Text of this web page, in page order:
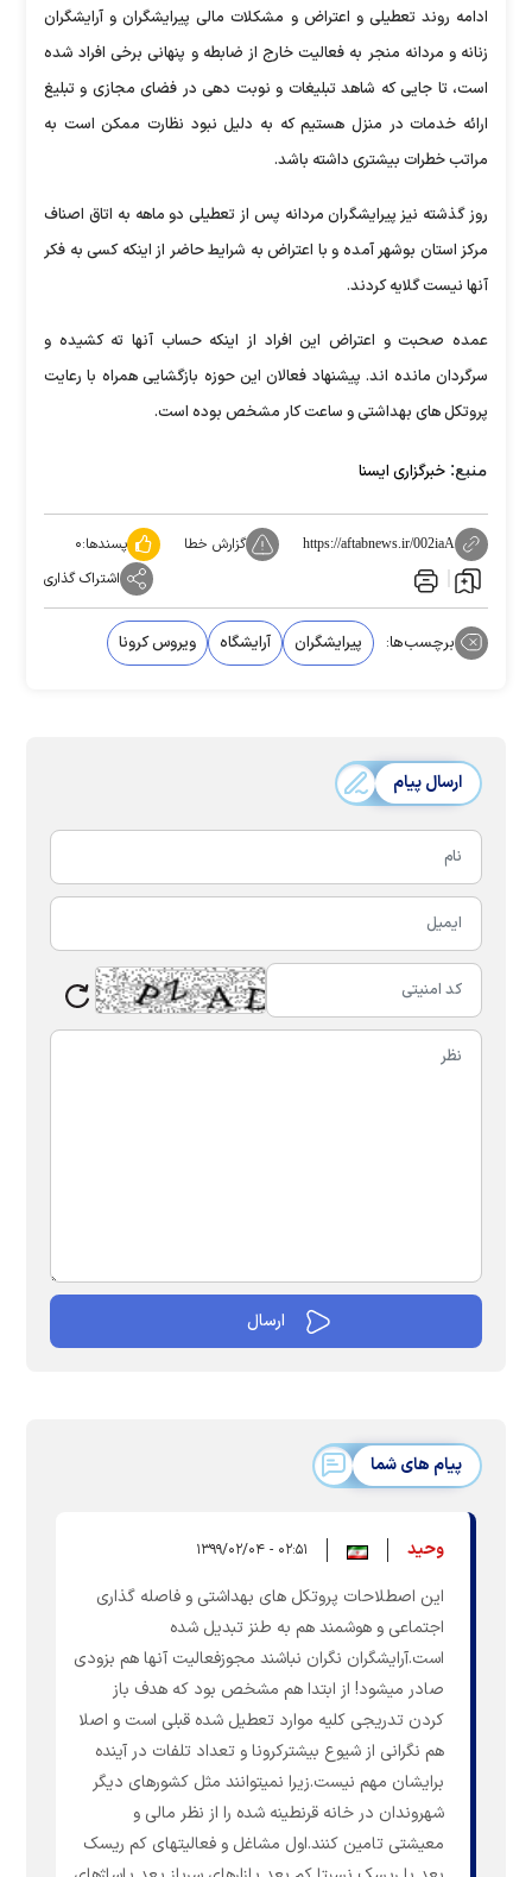
ادامه روند تعطیلی و اعتراض و مشکلات مالی پیرایشگران و آرایشگران
زنانه و مردانه منجر به فعالیت خارج از ضابطه و پنهانی برخی افراد شده
است، تا جایی که شاهد تبلیغات و نوبت دهی در فضای مجازی و تبلیغ
ارائه خدمات در منزل هستیم که به دلیل نبود نظارت ممکن است به
مراتب خطرات بیشتری داشته باشد.
روز گذشته نیز پیرایشگران مردانه پس از تعطیلی دو ماهه به اتاق اصناف
مرکز استان بوشهر آمده و با اعتراض به شرایط حاضر از اینکه کسی به فکر
آنها نیست گلایه کردند.
عمده صحبت و اعتراض این افراد از اینکه حساب آنها ته کشیده و
سرگردان مانده اند. پیشنهاد فعالان این حوزه بازگشایی همراه با رعایت
پروتکل های بهداشتی و ساعت کار مشخص بوده است.
منبع: خبرگزاری ایسنا
https://aftabnews.ir/002iaA گزارش خطا پسندها:۰
اشتراک گذاری
برچسب‌ها: پیرایشگران آرایشگاه‌ ویروس کرونا
ارسال پیام
پیام های شما
وحید ۰۲:۵۱ - ۱۳۹۹/۰۲/۰۴
این اصطلاحات پروتکل های بهداشتی و فاصله گذاری
اجتماعی و هوشمند هم به طنز تبدیل شده
است.آرایشگران نگران نباشند مجوزفعالیت آنها هم بزودی
صادر میشود! از ابتدا هم مشخص بود که هدف باز
کردن تدریجی کلیه موارد تعطیل شده قبلی است و اصلا
هم نگرانی از شیوع بیشترکرونا و تعداد تلفات در آینده
برایشان مهم نیست.زیرا نمیتوانند مثل کشورهای دیگر
شهروندان در خانه قرنطینه شده را از نظر مالی و
معیشتی تامین کنند.اول مشاغل و فعالیتهای کم ریسک